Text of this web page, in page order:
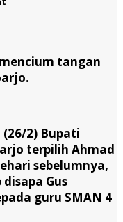
tangan
2) Bupati
terpilih Ahmad
sebelumnya,
Gus
guru SMAN 4